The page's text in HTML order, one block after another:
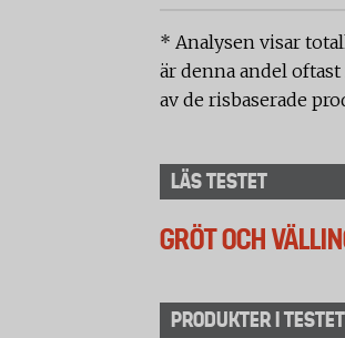
* Analysen visar
är denna andel
av de risbaserade
LÄS TESTET
GRÖT OCH
PRODUKTER I TESTET